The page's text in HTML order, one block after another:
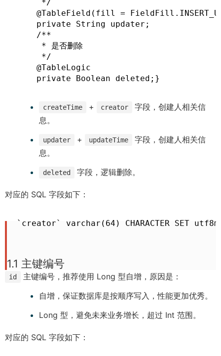
*/
@TableField(fill =
private String updater;
/**
* 是否删除
*/
@TableLogic
private Boolean deleted;}
createTime + creator
字段，创建人相关信
息。
updater + updateTime
字段，创建人相关信
息。
deleted 字段，逻辑删除。
对应的 SQL 字段如下：
`creator` varchar(64) CHARACTER SET
1.1 主键编号
id
主键编号，推荐使用 Long 型自增，原因是：
自增，保证数据库是按顺序写入，性能更加优秀。
Long 型，避免未来业务增长，超过 Int 范围。
对应的 SQL 字段如下：